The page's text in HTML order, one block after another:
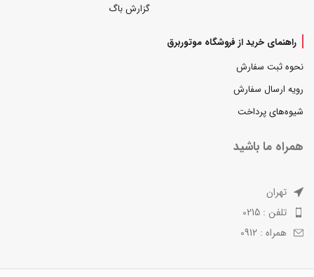
گزارش باگ
راهنمای خرید از فروشگاه موتوربرق
نحوه ثبت سفارش
رویه ارسال سفارش
شیوه‌های پرداخت
همراه ما باشید
تهران
تلفن : 0215
همراه : 0912